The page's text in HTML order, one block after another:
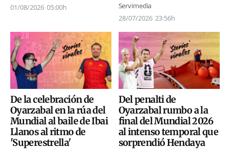
01/08/2026 05:00h
Servimedia
28/07/2026 23:56h
De la celebración de
Oyarzabal en la rúa del
Mundial al baile de Ibai
Llanos al ritmo de
'Superestrella'
Del penalti de
Oyarzabal rumbo a la
final del Mundial 2026
al intenso temporal que
sorprendió Hendaya